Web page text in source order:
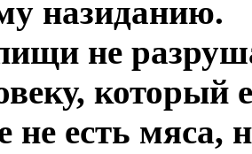
назиданию.
не
который
есть мяса,